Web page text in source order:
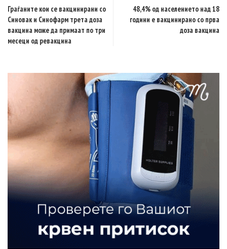
Граѓаните кои се вакцинирани со
Синовак и Синофарм трета доза
вакцина може да примаат по три
месеци од ревакцина
48,4% од населението над 18
години е вакцинирано со прва
доза вакцина